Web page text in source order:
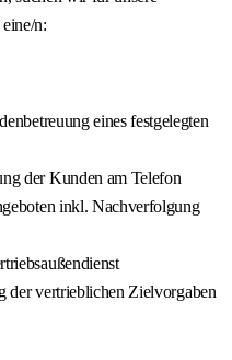
n:
eines festgelegten
der Kunden am Telefon
inkl. Nachverfolgung
der vertrieblichen Zielvorgaben